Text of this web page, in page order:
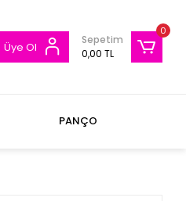
Üye Ol
0
Sepetim
0,00 TL
PANÇO